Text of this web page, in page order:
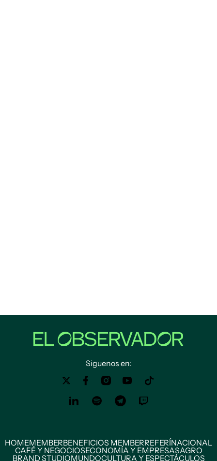
Siguenos en:
HOMEMEMBERBENEFICIOS MEMBERREFERÍNACIONAL
CAFÉ Y NEGOCIOSECONOMÍA Y EMPRESASAGRO
BRAND STUDIOMUNDOCULTURA Y ESPECTÁCULOS